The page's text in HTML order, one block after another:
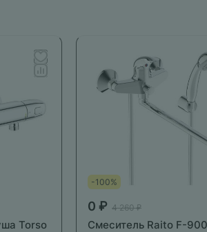
Torso
-100%
0 ₽ 4 260 ₽
Смеситель Raito F-